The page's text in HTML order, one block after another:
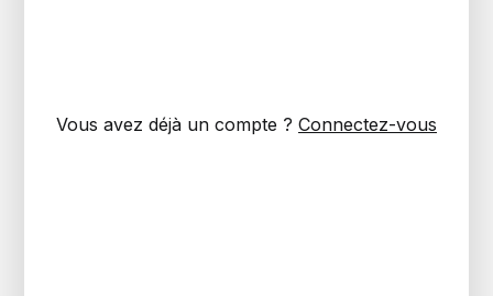
Vous avez déjà un compte ? Connectez-vous